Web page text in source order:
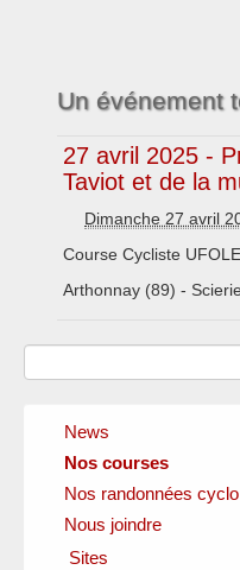
Un événement
27 avril 2025 -
Taviot et de la
Dimanche 27 avril
Course Cycliste
Arthonnay (89) - Scierie
News
Nos courses
Nos randonnées cyclo
Nous joindre
Sites